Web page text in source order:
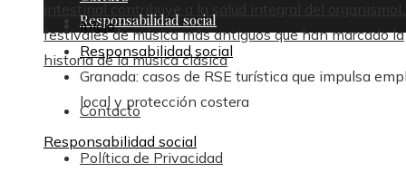
intestinal contribuye a la salud integral del organismo
festivales de música más antiguos que han marcado la
historia de la música clásica
Contacto
Política de Privacidad
Responsabilidad social
Inicio
Responsabilidad social
Granada: casos de RSE turística que impulsa
local y protección costera
Responsabilidad social